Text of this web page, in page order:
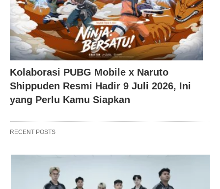
Kolaborasi PUBG Mobile x Naruto
Shippuden Resmi Hadir 9 Juli 2026, Ini
yang Perlu Kamu Siapkan
RECENT POSTS